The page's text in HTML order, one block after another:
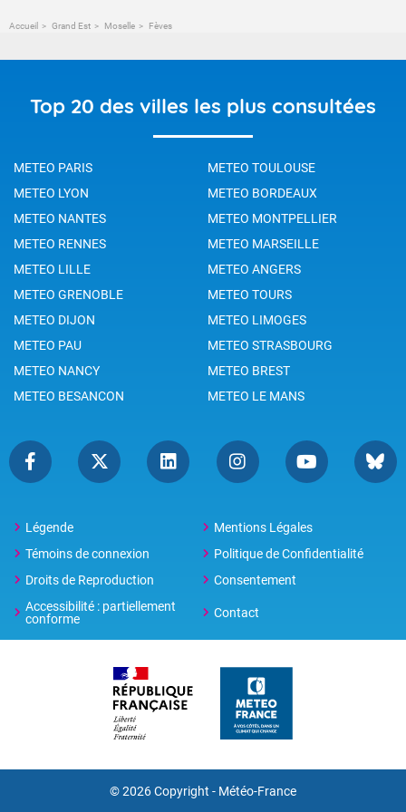
Accueil Grand Est Moselle Fèves
Top 20 des villes les plus consultées
METEO PARIS
METEO TOULOUSE
METEO LYON
METEO BORDEAUX
METEO NANTES
METEO MONTPELLIER
METEO RENNES
METEO MARSEILLE
METEO LILLE
METEO ANGERS
METEO GRENOBLE
METEO TOURS
METEO DIJON
METEO LIMOGES
METEO PAU
METEO STRASBOURG
METEO NANCY
METEO BREST
METEO BESANCON
METEO LE MANS
Légende
Mentions Légales
Témoins de connexion
Politique de Confidentialité
Droits de Reproduction
Consentement
Accessibilité : partiellement
conforme
Contact
© 2026 Copyright - Météo-France